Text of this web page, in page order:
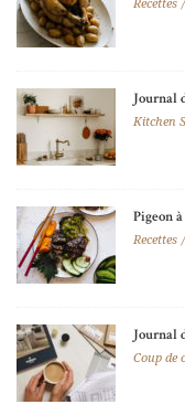
Journal
Kitchen
Pigeon
Recettes
Journal
Coup de